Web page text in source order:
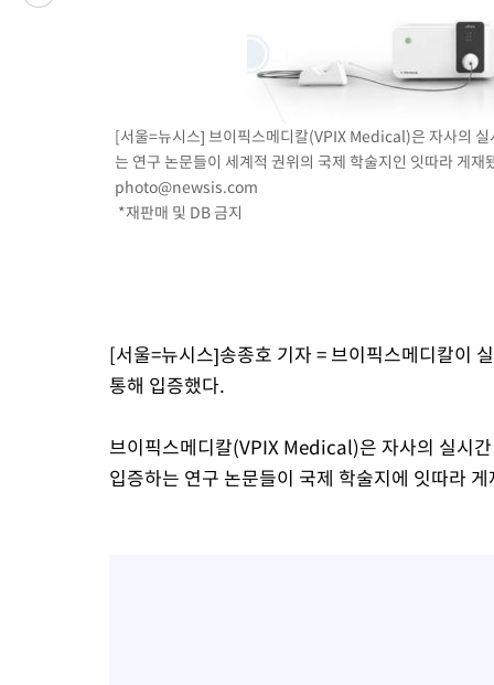
"韓 외환시장 개입 관측 배경엔 美의 대한국 무역적자 있어"
'월드컵 탈락 후폭풍' 축구협회…초유의 압수수색에 '충격·당
서울 낮 37.9도, 올여름 최고치 경신…영등포 순간 '40도'
[속보]코스닥, 800p 회복…0.26% 오른 801.67 마감
[속보]코스피, 301.88포인트(4.58%) 내린 6296.38 마감
[속보]원·달러 환율, 0.7원 내린 1423.8원 마감
"美간섭에 합의 지연"…트럼프, '이란 호르무즈 통제권' 수용할까
[속보]산업장관 "李정부, 원전 반대 안해…안정 전력 위해 불가피"
[서울=뉴시스] 브이픽스메디칼(VPIX Medical)은 자사의
는 연구 논문들이 세계적 권위의 국제 학술지인 잇따라 게
photo@newsis.com
*재판매 및 DB 금지
[서울=뉴시스]송종호 기자 = 브이픽스메디칼이
통해 입증했다.
브이픽스메디칼(VPIX Medical)은 자사의 실시
입증하는 연구 논문들이 국제 학술지에 잇따라